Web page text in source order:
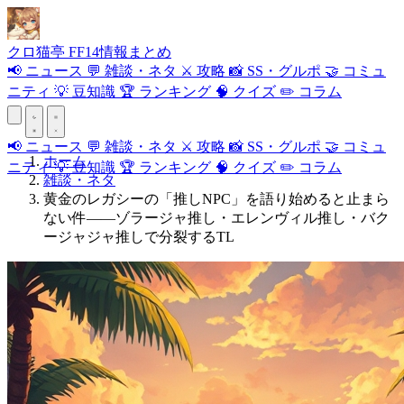
クロ猫亭 FF14情報まとめ
📢 ニュース 💬 雑談・ネタ ⚔️ 攻略 📸 SS・グルポ 🤝 コミュ
ニティ 💡 豆知識 🏆 ランキング 🧠 クイズ ✏️ コラム
📢 ニュース 💬 雑談・ネタ ⚔️ 攻略 📸 SS・グルポ 🤝 コミュ
ニティ💡豆知識 🏆 ランキング 🧠 クイズ ✏️ コラム
ホーム
雑談・ネタ
黄金のレガシーの「推しNPC」を語り始めると止まら
ない件——ゾラージャ推し・エレンヴィル推し・バク
ージャジャ推しで分裂するTL